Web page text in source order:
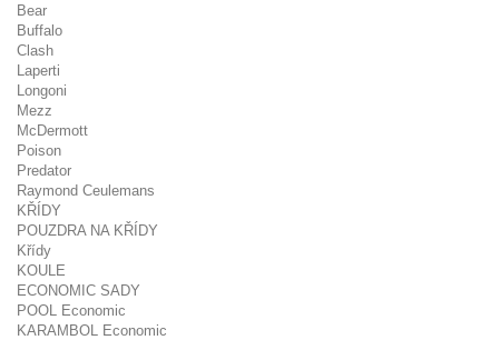
Bear
Buffalo
Clash
Laperti
Longoni
Mezz
McDermott
Poison
Predator
Raymond Ceulemans
KŘÍDY
POUZDRA NA KŘÍDY
Křídy
KOULE
ECONOMIC SADY
POOL Economic
KARAMBOL Economic